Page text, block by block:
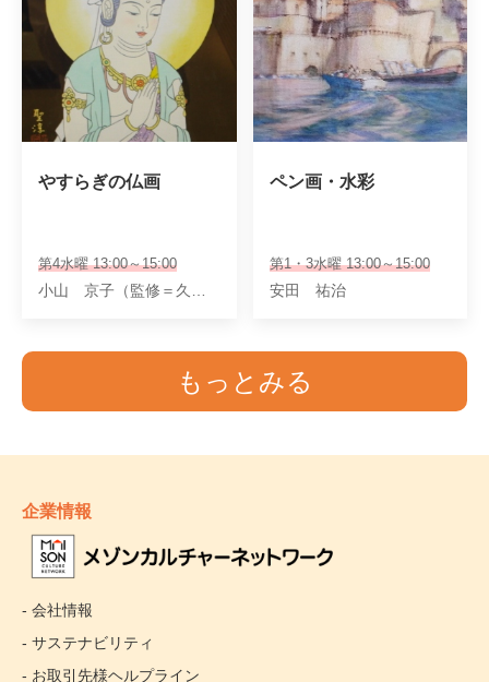
やすらぎの仏画
第4水曜 13:00～15:00
ペン画・水彩
第1・3水曜 13:00～15:00
安田 祐治
もっとみる
企業情報
- 会社情報
- サステナビリティ
- お取引先様ヘルプライン